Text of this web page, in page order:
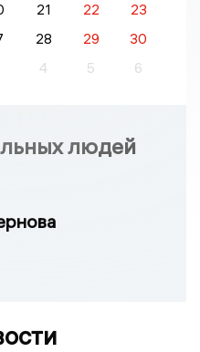
21 22
23
28 29
30
4 5 6
людей